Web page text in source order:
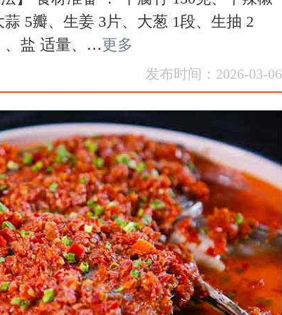
5瓣、生姜 3片、大葱 1段、生抽 2
、盐 适量、…更多
发布时间：2026-03-06